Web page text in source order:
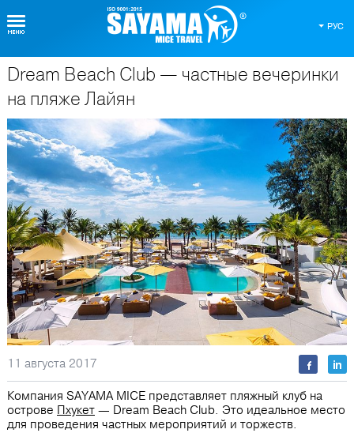
РУС
О Таиланде
Dream Beach Club — частные вечеринки
на пляже Лайян
11 августа 2017
Компания SAYAMA MICE представляет пляжный клуб на
острове Пхукет — Dream Beach Club. Это идеальное место
для проведения частных мероприятий и торжеств.